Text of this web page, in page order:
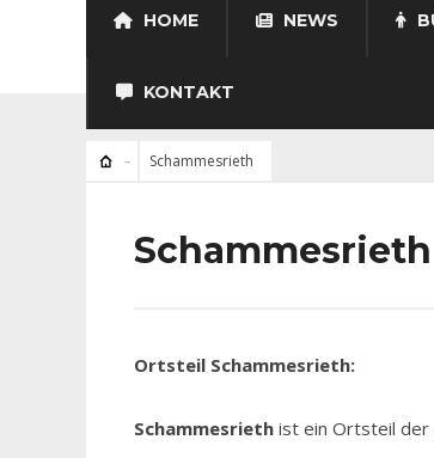
HOME NEWS
KONTAKT
Schammesrieth
Schammesrieth
Ortsteil Schammesrieth:
Schammesrieth ist ein Ortsteil der